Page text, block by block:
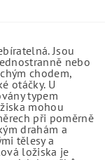
Jsou
nebo
chodem,
otáčky. U
typem
mohou
při poměrně
drahám a
tělesy a
ložiska je